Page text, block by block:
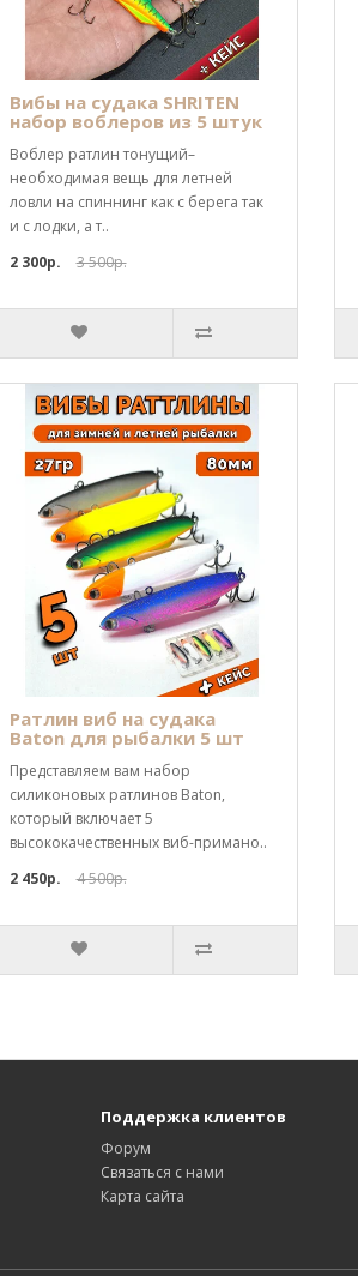
Вибы на судака SHRITEN
набор воблеров из 5 штук
Воблер ратлин тонущий–
необходимая вещь для летней
ловли на спиннинг как с берега так
и с лодки, а т..
2 300р.
3 500р.
Ратлин виб на судака
Baton для рыбалки 5 шт
Представляем вам набор
силиконовых ратлинов Baton,
который включает 5
высококачественных виб-примано..
2 450р.
4 500р.
Поддержка клиентов
Форум
Связаться с нами
Карта сайта